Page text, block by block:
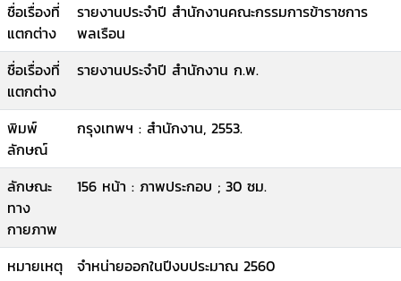
ชื่อเรื่องที่
แตกต่าง
รายงานประจำปี สำนักงานคณะกรรมการข้าราชการ
พลเรือน
ชื่อเรื่องที่
แตกต่าง
รายงานประจำปี สำนักงาน ก.พ.
พิมพ์
ลักษณ์
กรุงเทพฯ : สำนักงาน, 2553.
ลักษณะ
ทาง
กายภาพ
156 หน้า : ภาพประกอบ ; 30 ซม.
หมายเหตุ
จำหน่ายออกในปีงบประมาณ 2560